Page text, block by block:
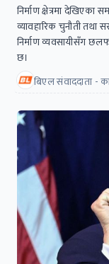
निर्माण क्षेत्रमा देखिएका
व्यावहारिक चुनौती तथा
निर्माण व्यवसायीसँग
छ।
बिएल संवाददाता -